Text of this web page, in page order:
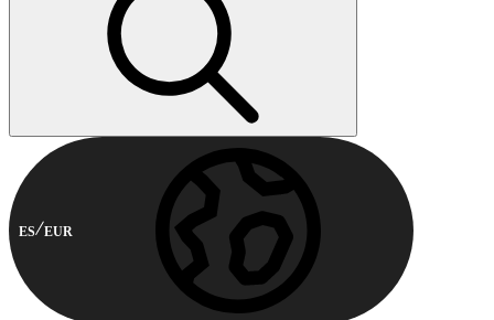
ES EUR